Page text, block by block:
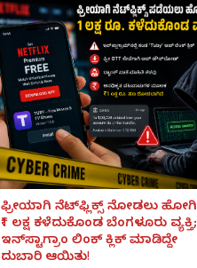
ಫ್ರೀಯಾಗಿ ನೆಟ್‌ಫ್ಲಿಕ್ಸ್ ನೋಡಲು ಹೋಗಿ
₹1 ಲಕ್ಷ ಕಳೆದುಕೊಂಡ ಬೆಂಗಳೂರು ವ್ಯಕ್ತಿ;
ಇನ್‌ಸ್ಟಾಗ್ರಾಂ ಲಿಂಕ್ ಕ್ಲಿಕ್ ಮಾಡಿದ್ದೇ
ದುಬಾರಿ ಆಯಿತು!